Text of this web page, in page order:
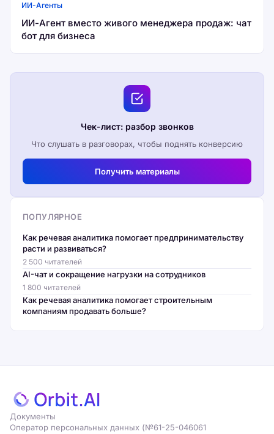
ИИ-Агенты
ИИ-Агент вместо живого менеджера продаж: чат
бот для бизнеса
Чек-лист: разбор звонков
Что слушать в разговорах, чтобы поднять конверсию
Получить материалы
ПОПУЛЯРНОЕ
Как речевая аналитика помогает предпринимательству
расти и развиваться?
2 500 читателей
AI-чат и сокращение нагрузки на сотрудников
1 800 читателей
Как речевая аналитика помогает строительным
компаниям продавать больше?
Документы
Оператор персональных данных (№61-25-046061